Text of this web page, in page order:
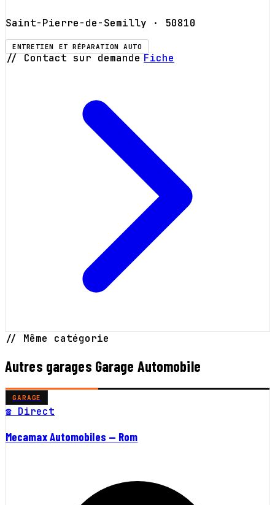
Saint-Pierre-de-Semilly · 50810
ENTRETIEN ET RÉPARATION AUTO
// Contact sur demande Fiche
// Même catégorie
Autres garages Garage Automobile
GARAGE
☎ Direct
Mecamax Automobiles — Rom